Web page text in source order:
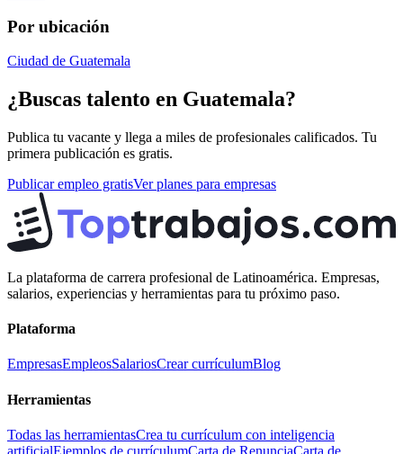
Por ubicación
Ciudad de Guatemala
¿Buscas talento en Guatemala?
Publica tu vacante y llega a miles de profesionales calificados. Tu
primera publicación es gratis.
Publicar empleo gratisVer planes para empresas
La plataforma de carrera profesional de Latinoamérica. Empresas,
salarios, experiencias y herramientas para tu próximo paso.
Plataforma
EmpresasEmpleosSalariosCrear currículumBlog
Herramientas
Todas las herramientasCrea tu currículum con inteligencia
artificialEjemplos de currículumCarta de RenunciaCarta de